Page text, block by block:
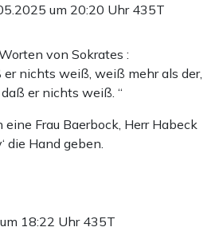
um 20:20 Uhr 435T
von Sokrates :
er nichts weiß, weiß mehr als der,
er nichts weiß. “
Frau Baerbock, Herr Habeck
die Hand geben.
18:22 Uhr 435T